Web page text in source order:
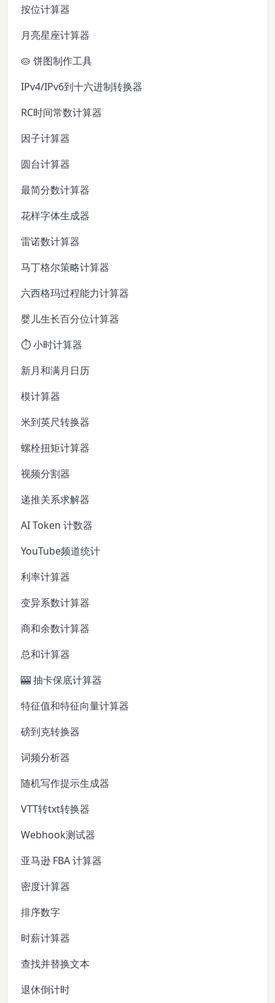
按位计算器
月亮星座计算器
🥧 饼图制作工具
IPv4/IPv6到十六进制转换器
RC时间常数计算器
因子计算器
圆台计算器
最简分数计算器
花样字体生成器
雷诺数计算器
马丁格尔策略计算器
六西格玛过程能力计算器
婴儿生长百分位计算器
⏱️ 小时计算器
新月和满月日历
模计算器
米到英尺转换器
螺栓扭矩计算器
视频分割器
递推关系求解器
AI Token 计数器
YouTube频道统计
利率计算器
变异系数计算器
商和余数计算器
总和计算器
🎰 抽卡保底计算器
特征值和特征向量计算器
磅到克转换器
词频分析器
随机写作提示生成器
VTT转txt转换器
Webhook测试器
亚马逊 FBA 计算器
密度计算器
排序数字
时薪计算器
查找并替换文本
退休倒计时